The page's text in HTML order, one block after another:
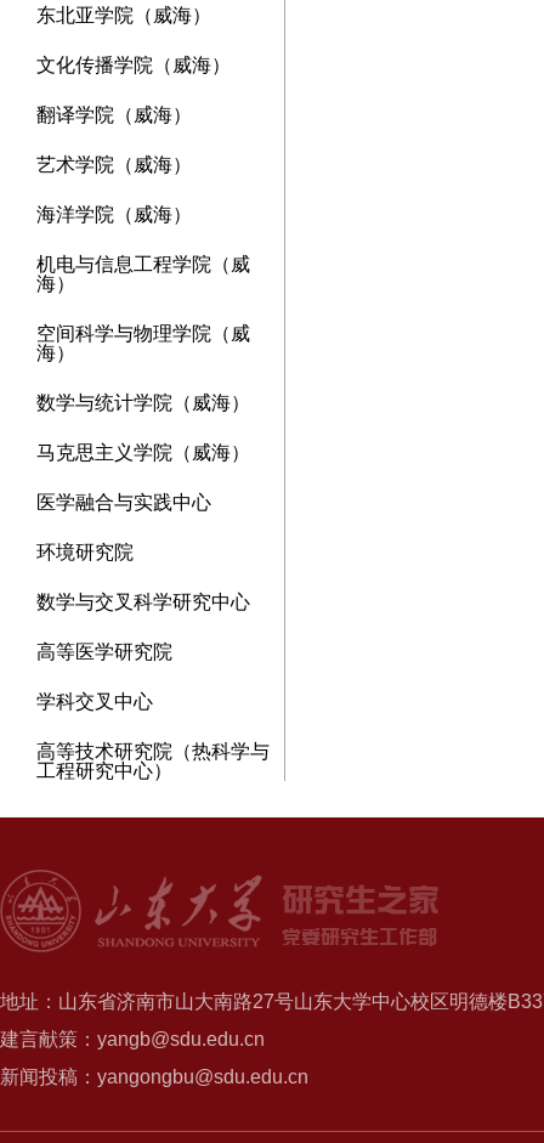
东北亚学院（威海）
文化传播学院（威海）
翻译学院（威海）
艺术学院（威海）
海洋学院（威海）
机电与信息工程学院（威
海）
空间科学与物理学院（威
海）
数学与统计学院（威海）
马克思主义学院（威海）
医学融合与实践中心
环境研究院
数学与交叉科学研究中心
高等医学研究院
学科交叉中心
高等技术研究院（热科学与
工程研究中心）
地址：山东省济南市山大南路27号山东大学中心校区明德楼
建言献策：yangb@sdu.edu.cn
新闻投稿：yangongbu@sdu.edu.cn